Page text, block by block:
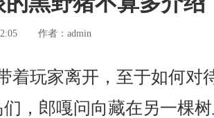
作者： admin
着玩家离开，至于如何对
，郎嘎问向藏在另一棵